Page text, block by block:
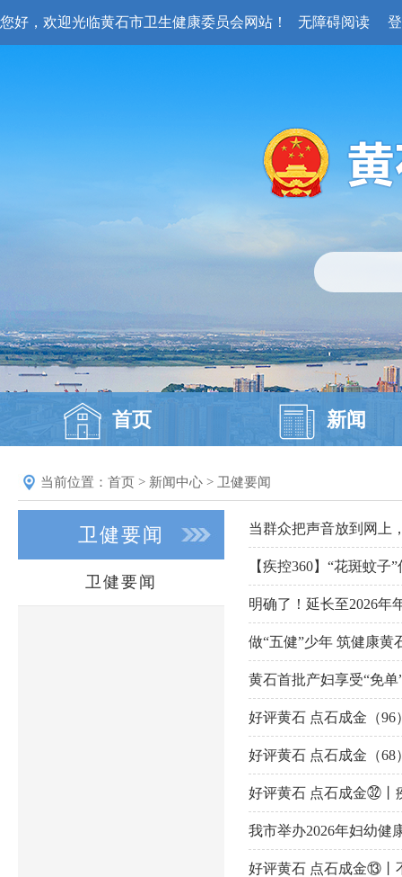
您好，欢迎光临黄石市卫生健康委员会网站！ 无障碍阅读
首页 新闻
当前位置： 首页 > 新闻中心 > 卫健要闻
卫健要闻
卫健要闻
当群众把声音放到网上
【疾控360】“花斑蚊子
明确了！延长至2026年
做“五健”少年 筑健康
黄石首批产妇享受“免单
好评黄石 点石成金（
好评黄石 点石成金（
好评黄石 点石成金㉜丨
我市举办2026年妇幼健
好评黄石 点石成金⑬丨